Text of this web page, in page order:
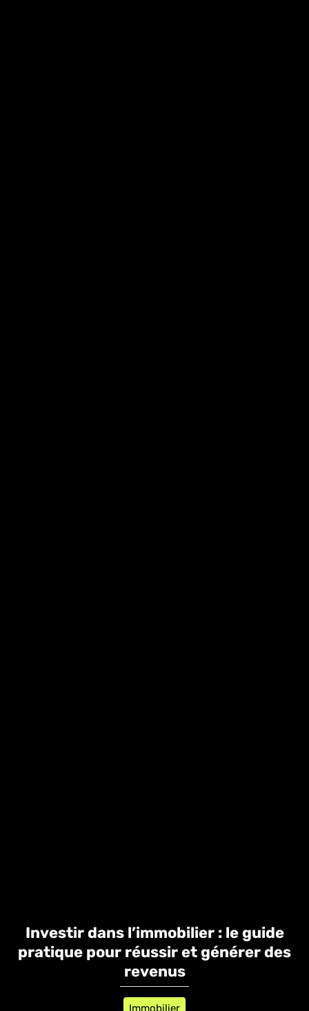
Investir dans l’immobilier : le guide
pratique pour réussir et générer des
revenus
Immobilier